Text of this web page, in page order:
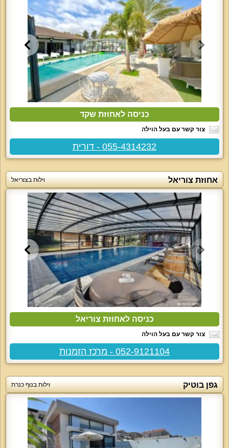
כניסה לאחוזת שקד
צור קשר עם בעל הוילה
055-4314232 - דורית
אחוזת צוריאל וילות בצוריאל
כניסה לאחוזת צוריאל
צור קשר עם בעל הוילה
052-9121104 - מרכז הזמנות
גפן בוטיק וילות בנוף כנרת